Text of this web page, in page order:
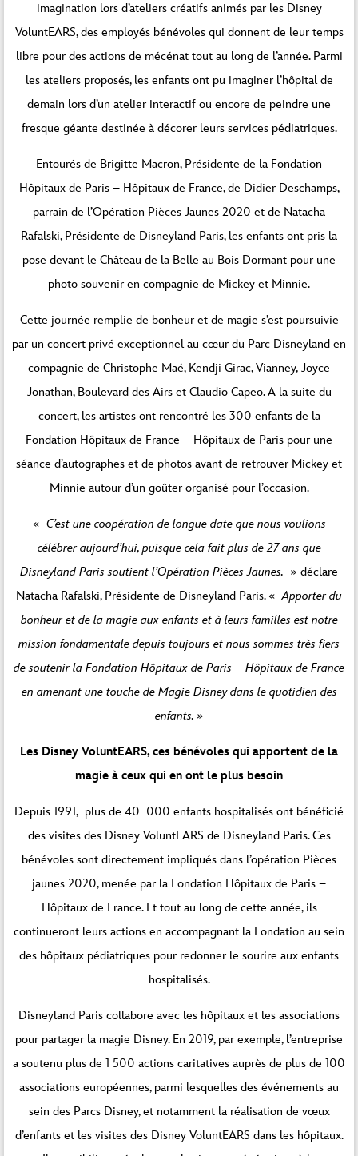
imagination lors d’ateliers créatifs animés par les Disney
VoluntEARS, des employés bénévoles qui donnent de leur temps
libre pour des actions de mécénat tout au long de l’année. Parmi
les ateliers proposés, les enfants ont pu imaginer l’hôpital de
demain lors d’un atelier interactif ou encore de peindre une
fresque géante destinée à décorer leurs services pédiatriques.
Entourés de Brigitte Macron, Présidente de la Fondation
Hôpitaux de Paris – Hôpitaux de France, de Didier Deschamps,
parrain de l’Opération Pièces Jaunes 2020 et de Natacha
Rafalski, Présidente de Disneyland Paris, les enfants ont pris la
pose devant le Château de la Belle au Bois Dormant pour une
photo souvenir en compagnie de Mickey et Minnie.
Cette journée remplie de bonheur et de magie s’est poursuivie
par un concert privé exceptionnel au cœur du Parc Disneyland en
compagnie de Christophe Maé, Kendji Girac, Vianney, Joyce
Jonathan, Boulevard des Airs et Claudio Capeo. A la suite du
concert, les artistes ont rencontré les 300 enfants de la
Fondation Hôpitaux de France – Hôpitaux de Paris pour une
séance d’autographes et de photos avant de retrouver Mickey et
Minnie autour d’un goûter organisé pour l’occasion.
« C’est une coopération de longue date que nous voulions
célébrer aujourd’hui, puisque cela fait plus de 27 ans que
Disneyland Paris soutient l’Opération Pièces Jaunes. » déclare
Natacha Rafalski, Présidente de Disneyland Paris. «Apporter du
bonheur et de la magie aux enfants et à leurs familles est notre
mission fondamentale depuis toujours et nous sommes très fiers
de soutenir la Fondation Hôpitaux de Paris – Hôpitaux de France
en amenant une touche de Magie Disney dans le quotidien des
enfants. »
Les Disney VoluntEARS, ces bénévoles qui apportent de la
magie à ceux qui en ont le plus besoin
Depuis 1991, plus de 40 000 enfants hospitalisés ont bénéficié
des visites des Disney VoluntEARS de Disneyland Paris. Ces
bénévoles sont directement impliqués dans l’opération Pièces
jaunes 2020, menée par la Fondation Hôpitaux de Paris –
Hôpitaux de France. Et tout au long de cette année, ils
continueront leurs actions en accompagnant la Fondation au sein
des hôpitaux pédiatriques pour redonner le sourire aux enfants
hospitalisés.
Disneyland Paris collabore avec les hôpitaux et les associations
pour partager la magie Disney. En 2019, par exemple, l’entreprise
a soutenu plus de 1 500 actions caritatives auprès de plus de 100
associations européennes, parmi lesquelles des événements au
sein des Parcs Disney, et notamment la réalisation de vœux
d’enfants et les visites des Disney VoluntEARS dans les hôpitaux.